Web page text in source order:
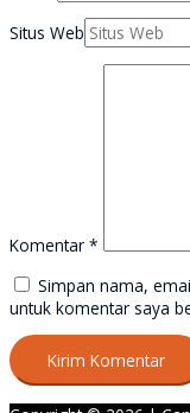
Situs Web
Komentar *
Simpan nama,
untuk komentar saya